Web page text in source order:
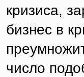
кризиса,
бизнес в
число